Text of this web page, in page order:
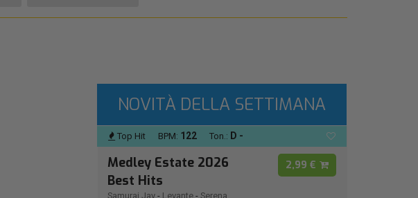
NOVITÀ DELLA SETTIMANA
Top Hit BPM: 122 Ton.: D -
Medley Estate 2026
Best Hits
Samurai Jay - Levante - Serena
2,99 €